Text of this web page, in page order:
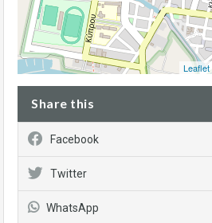
Leaflet
Share this
Facebook
Twitter
WhatsApp